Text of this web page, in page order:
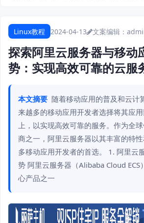
Linux教程 2024-04-13 文案编辑：
探索阿里云服务器与移动
势：实现高效可靠的云服
本文摘要 随着移动应用的普及和云计
来越多的移动应用开发者选择将其应
上，以实现高效可靠的服务。作为全
商之一，阿里云服务器以其丰富的特
多移动应用开发者的首选。 1. 阿里云
势 阿里云服务器（Alibaba Cloud ECS
心产品之一